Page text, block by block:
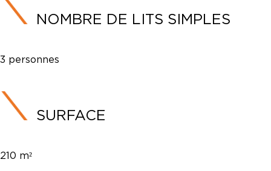
NOMBRE DE LITS SIMPLES
3 personnes
SURFACE
210 m²